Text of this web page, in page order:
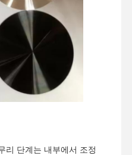
저희와 연락 뉴스
리 단계는 내부에서 조정